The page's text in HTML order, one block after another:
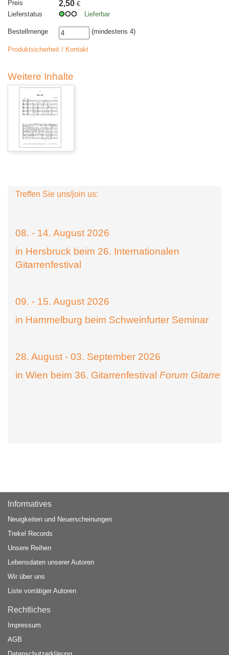
Preis
2,50 €
Lieferstatus
Lieferbar
Bestellmenge (mindestens 4)
Produktsicherheit / Kontakt
Weitere Inhalte
Treffen Sie uns/join us:
08. - 14. August 2026
in Hersbruck beim 26. Internationalen
Gitarrenfestival
09. - 15. August 2026
in Hammelburg beim Schweinfurter Seminar
28. August - 03. September 2026
in Wien beim 36. Gitarrenfestival Forum Gitarre
Informatives
Neuigkeiten und Neuerscheinungen
Trekel Records
Unsere Reihen
Lebensdaten unserer Autoren
Wir über uns
Liste vorrätiger Autoren
Rechtliches
Impressum
AGB
Datenschutzerklärung